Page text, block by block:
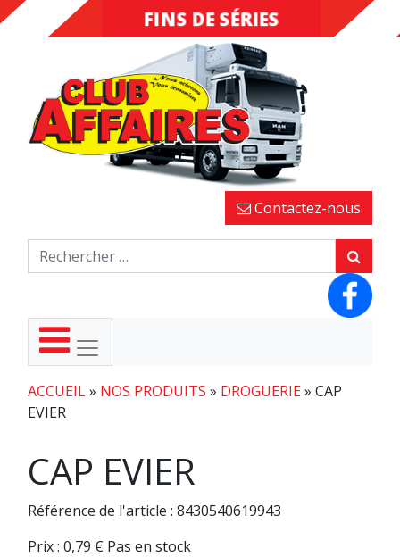
DESTOCKAGE
FINS DE SÉRIES
Contactez-nous
ACCUEIL» NOS PRODUITS » DROGUERIE» CAP
EVIER
CAP EVIER
Référence de l'article : 8430540619943
Prix : 0,79 € Pas en stock